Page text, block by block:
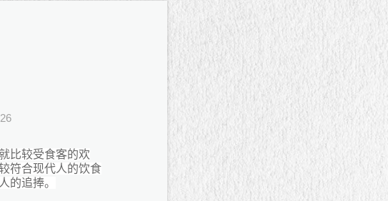
比较受食客的欢
符合现代人的饮食
的追捧。